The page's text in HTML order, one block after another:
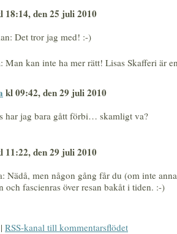
18:14, den 25 juli 2010
Det tror jag med! :-)
Man kan inte ha mer rätt! Lisas Skafferi är
kl 09:42, den 29 juli 2010
har jag bara gått förbi… skamligt va?
11:22, den 29 juli 2010
Nädå, men någon gång får du (om inte
och fascienras över resan bakåt i tiden. :-)
| RSS-kanal till kommentarsflödet